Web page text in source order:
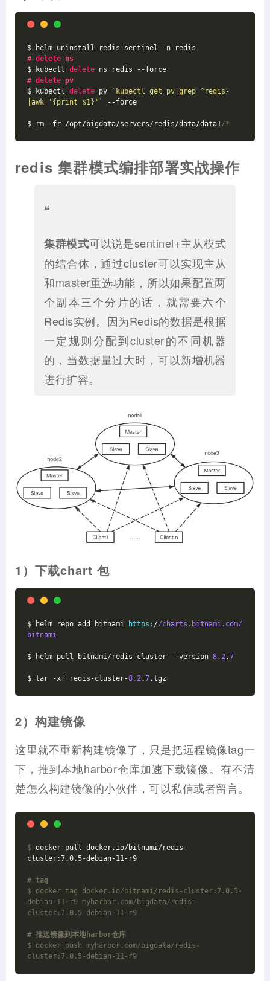
$ helm uninstall redis-sentinel -n redis
# delete ns
$ kubectl delete ns redis --force
# delete pv
$ kubectl delete pv
`kubectl get pv|grep ^redis-
|awk '{print $1}'`
--force
$ rm -fr /opt/bigdata/servers/redis/data/data1 /*
redis 集群模式编排部署实战操作
❝
集群模式可以说是sentinel+主从模式
的结合体，通过cluster可以实现主从
和master重选功能，所以如果配置两
个副本三个分片的话，就需要六个
Redis实例。因为Redis的数据是根据
一定规则分配到cluster的不同机器
的，当数据量过大时，可以新增机器
进行扩容。
1）下载chart 包
$ helm repo add bitnami https: //charts.bitnami.com/
bitnami
$ helm pull bitnami/redis-cluster --version 8.2.7
$ tar -xf redis-cluster-8.2.7.tgz
2）构建镜像
这里就不重新构建镜像了，只是把远程镜像tag一
下，推到本地harbor仓库加速下载镜像。有不清
楚怎么构建镜像的小伙伴，可以私信或者留言。
$ docker pull docker.io/bitnami/redis-
cluster:7.0.5-debian-11-r9
# tag
$ docker tag docker.io/bitnami/redis-cluster:7.0.5-
debian-11-r9 myharbor.com/bigdata/redis-
cluster:7.0.5-debian-11-r9
# 推送镜像到本地harbor仓库
$ docker push myharbor.com/bigdata/redis-
cluster:7.0.5-debian-11-r9